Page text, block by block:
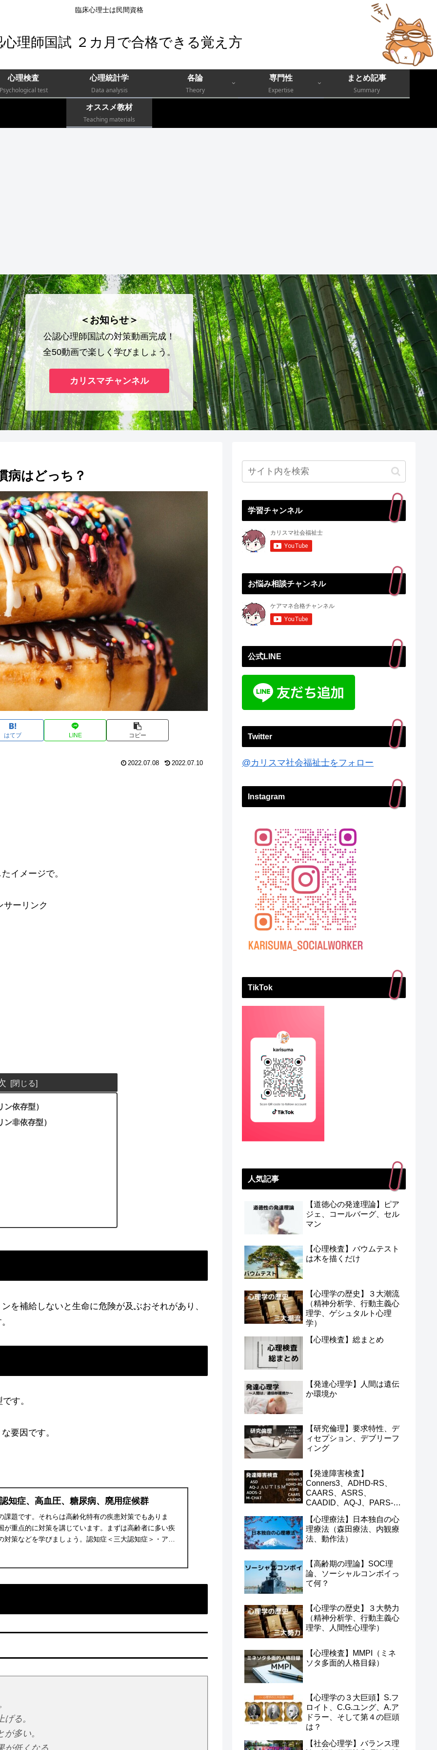
臨床心理士は民間資格
心理師国試 ２カ月で合格できる覚え方
心理検査
test
心理統計学
Data analysis
各論
Theory
専門性
Expertise
まとめ記事
Summary
オススメ教材
Teaching materials
＜お知らせ＞
公認心理師国試の対策動画完成！
全50動画で楽しく学びましょう。
カリスマチャンネル
病はどっち？
はてブ LINE コピー
2022.07.08 2022.07.10
イメージで。
サーリンク
依存型）
非依存型）
を補給しないと生命に危険が及ぶおそれがあり、
す。
要因です。
知症、高血圧、糖尿病、廃用症候群
課題です。それらは高齢化特有の疾患対策でもありま
が重点的に対策を講じています。まずは高齢者に多い疾
対策などを学びましょう。認知症＜三大認知症＞・アル
る。
多い。
学習チャンネル
お悩み相談チャンネル
公式LINE
Twitter
@カリスマ社会福祉士をフォロー
Instagram
TikTok
人気記事
【道徳心の発達理論】ピア
ジェ、コールバーグ、セル
マン
【心理検査】バウムテスト
は木を描くだけ
【心理学の歴史】３大潮流
（精神分析学、行動主義心
理学、ゲシュタルト心理
学）
【心理検査】総まとめ
【発達心理学】人間は遺伝
か環境か
【研究倫理】要求特性、デ
ィセプション、デブリーフ
ィング
【発達障害検査】
Conners3、ADHD-RS、
CAARS、ASRS、
CAADID、AQ-J、PARS-
【心理療法】日本独自の心
理療法（森田療法、内観療
法、動作法）
【高齢期の理論】SOC理
論、ソーシャルコンボイっ
て何？
【心理学の歴史】３大勢力
（精神分析学、行動主義心
理学、人間性心理学）
【心理検査】MMPI（ミネ
ソタ多面的人格目録）
【心理学の３大巨頭】S.フ
ロイト、C.G.ユング、A.ア
ドラー、そして第４の巨頭
は？
【社会心理学】バランス理